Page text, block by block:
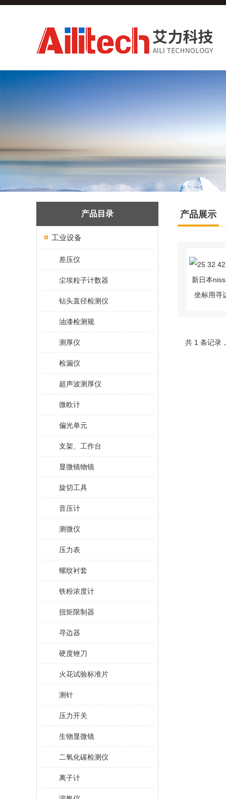
产品目录
工业设备
差压仪
尘埃粒子计数器
钻头直径检测仪
油漆检测规
测厚仪
检漏仪
超声波测厚仪
微欧计
偏光单元
支架、工作台
显微镜物镜
旋切工具
音压计
测微仪
压力表
螺纹衬套
铁粉浓度计
扭矩限制器
寻边器
硬度锉刀
火花试验标准片
测针
压力开关
生物显微镜
二氧化碳检测仪
离子计
产品展示
共 1 条记录